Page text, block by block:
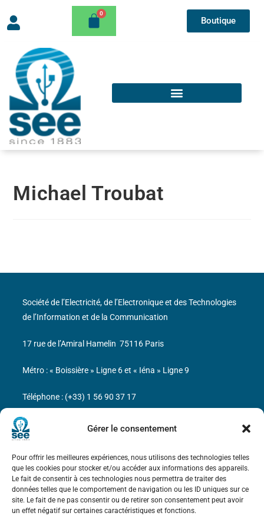
Gérer le consentement
Pour offrir les meilleures expériences, nous utilisons des technologies telles
que les cookies pour stocker et/ou accéder aux informations des appareils.
Le fait de consentir à ces technologies nous permettra de traiter des
données telles que le comportement de navigation ou les ID uniques sur ce
site. Le fait de ne pas consentir ou de retirer son consentement peut avoir
un effet négatif sur certaines caractéristiques et fonctions.
Boutique
Michael Troubat
Bicentenaire des découvertes d’André-
Marie Ampère
Mentions légales
Société de l’Electricité, de l’Electronique et des Technologies
de l’Information et de la Communication
17 rue de l’Amiral Hamelin 75116 Paris
Métro : « Boissière » Ligne 6 et « Iéna » Ligne 9
Téléphone : (+33) 1 56 90 37 17
N° de SIREN : 785 393 232, Code APE : 9412Z TVA intra-
communautaire : FR44 785 393 232